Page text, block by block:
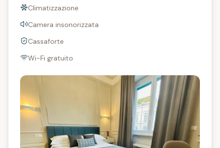
Climatizzazione
Camera insonorizzata
Cassaforte
Wi-Fi gratuito